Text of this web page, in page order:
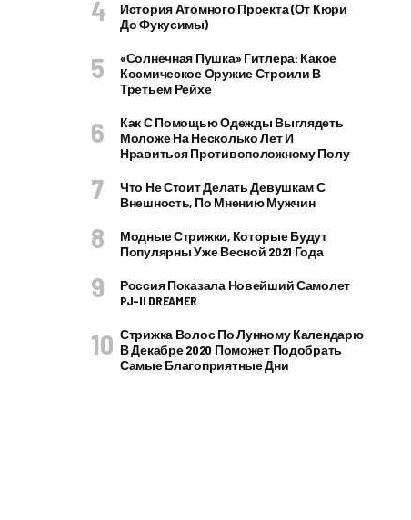
История Атомного Проекта (от Кюри
До Фукусимы)
«Солнечная Пушка» Гитлера: Какое
Космическое Оружие Строили В
Третьем Рейхе
Как С Помощью Одежды Выглядеть
Моложе На Несколько Лет И
Нравиться Противоположному Полу
Что Не Стоит Делать Девушкам С
Внешность, По Мнению Мужчин
Модные Стрижки, Которые Будут
Популярны Уже Весной 2021 Года
Россия Показала Новейший Самолет
PJ–II DREAMER
Стрижка Волос По Лунному Календарю
В Декабре 2020 Поможет Подобрать
Самые Благоприятные Дни